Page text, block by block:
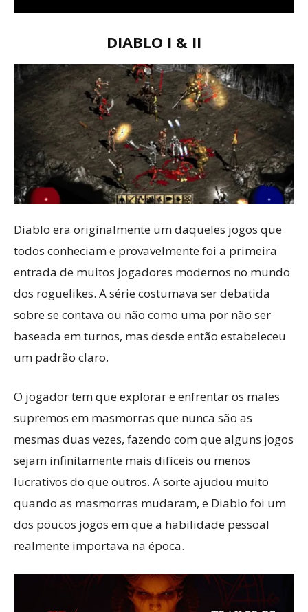
DIABLO I & II
Diablo era originalmente um daqueles jogos que
todos conheciam e provavelmente foi a primeira
entrada de muitos jogadores modernos no mundo
dos roguelikes. A série costumava ser debatida
sobre se contava ou não como uma por não ser
baseada em turnos, mas desde então estabeleceu
um padrão claro.
O jogador tem que explorar e enfrentar os males
supremos em masmorras que nunca são as
mesmas duas vezes, fazendo com que alguns jogos
sejam infinitamente mais difíceis ou menos
lucrativos do que outros. A sorte ajudou muito
quando as masmorras mudaram, e Diablo foi um
dos poucos jogos em que a habilidade pessoal
realmente importava na época.